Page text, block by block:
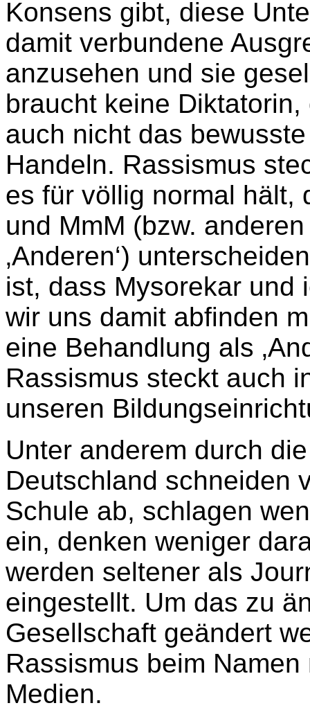
Konsens gibt, diese
damit verbundene
anzusehen und sie
braucht keine
auch nicht das
Handeln. Rassismus
es für völlig normal hält,
und MmM (bzw.
‚Anderen‘)
ist, dass Mysorekar und
wir uns damit abfinden
eine Behandlung als
Rassismus steckt auch
unseren
Unter anderem durch
Deutschland schneiden
Schule ab, schlagen
ein, denken weniger
werden seltener als
eingestellt. Um das zu
Gesellschaft geändert
Rassismus beim
Medien.